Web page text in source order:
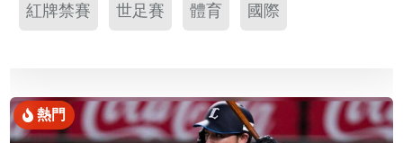
紅牌禁賽 世足賽 體育 國際
熱門